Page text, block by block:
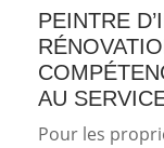
PEINTRE
AU
Pour les